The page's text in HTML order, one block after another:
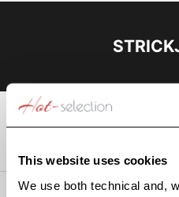
This website uses cookies
We use both technical and,
Diese
WEITER